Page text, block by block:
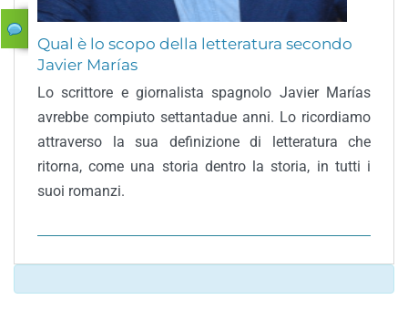
Qual è lo scopo della letteratura secondo
Javier Marías
Lo scrittore e giornalista spagnolo Javier Marías
avrebbe compiuto settantadue anni. Lo ricordiamo
attraverso la sua definizione di letteratura che
ritorna, come una storia dentro la storia, in tutti i
suoi romanzi.